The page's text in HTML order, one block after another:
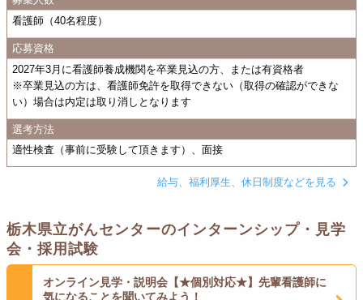
看護師（40名程度）
応募資格
2027年3月に看護師養成機関を卒業見込の方、または有資格者
※卒業見込の方は、看護師免許を取得できない（取得の確認ができな
い）場合は内定は取り消しとなります
選考方法
適性検査（事前に受験して頂きます）、面接
給与、福利厚生、休日制度などを見る
栃木県立がんセンターのインターンシップ・見学
会・採用試験
オンライン見学・説明会【★個別対応★】先輩看護師に
気になることを聞いてみよう！